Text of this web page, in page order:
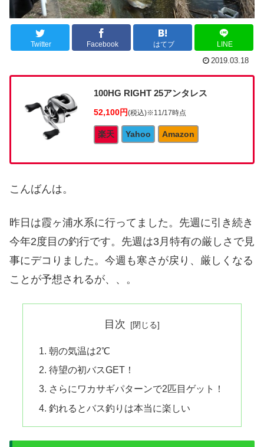
Twitter Facebook はてブ LINE
2019.03.18
100HG RIGHT 25アンタレス
52,100円(税込)※11/17時点
楽天 Yahoo Amazon
こんばんは。
昨日は霞ヶ浦水系に行ってました。先週に引き続き
今年2度目の釣行です。先週は3月特有の厳しさで見
事にデコりました。今週も寒さが戻り、厳しくなる
ことが予想されるが、、。
目次
朝の気温は2℃
待望の初バスGET！
さらにワカサギパターンで2匹目ゲット！
釣れるとバス釣りは本当に楽しい